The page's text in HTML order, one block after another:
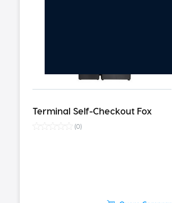
Terminal Self-Checkout Fox
(0)